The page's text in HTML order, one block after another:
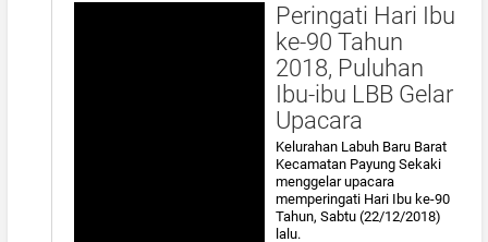
Peringati Hari Ibu
ke-90 Tahun
2018, Puluhan
Ibu-ibu LBB Gelar
Upacara
Kelurahan Labuh Baru Barat
Kecamatan Payung Sekaki
menggelar upacara
memperingati Hari Ibu ke-90
Tahun, Sabtu (22/12/2018)
lalu.